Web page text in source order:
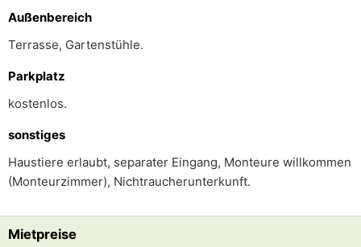
Außenbereich
Terrasse, Gartenstühle.
Parkplatz
kostenlos.
sonstiges
Haustiere erlaubt, separater Eingang, Monteure willkommen
(Monteurzimmer), Nichtraucherunterkunft.
Mietpreise